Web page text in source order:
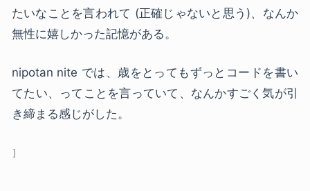
たいなことを言われて (正確じゃないと思う)、なんか
無性に嬉しかった記憶がある。
nipotan nite では、歳をとってもずっとコードを書い
てたい、ってことを言っていて、なんかすごく気が引
き締まる感じがした。